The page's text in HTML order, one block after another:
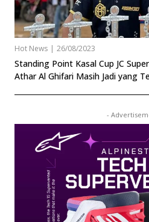
Hot News | 26/08/2023
Standing Point Kasal Cup JC
Athar Al Ghifari Masih Jadi yang
-